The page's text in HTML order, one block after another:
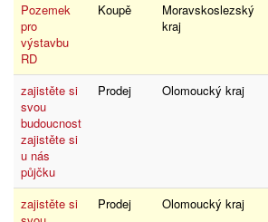
Pozemek
pro
výstavbu
RD
Koupě
Moravskoslezský
kraj
zajistěte si
svou
budoucnost
zajistěte si
u nás
půjčku
Prodej Olomoucký kraj
zajistěte si
Prodej Olomoucký kraj